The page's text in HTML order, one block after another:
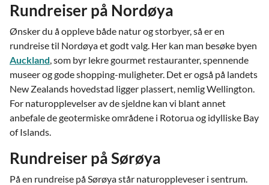
Rundreiser på Nordøya
Ønsker du å oppleve både natur og storbyer, så er en
rundreise til Nordøya et godt valg. Her kan man besøke byen
Auckland, som byr lekre gourmet restauranter, spennende
museer og gode shopping-muligheter. Det er også på landets
New Zealands hovedstad ligger plassert, nemlig Wellington.
For naturopplevelser av de sjeldne kan vi blant annet
anbefale de geotermiske områdene i Rotorua og idylliske Bay
of Islands.
Rundreiser på Sørøya
På en rundreise på Sørøya står naturoppleveser i sentrum.